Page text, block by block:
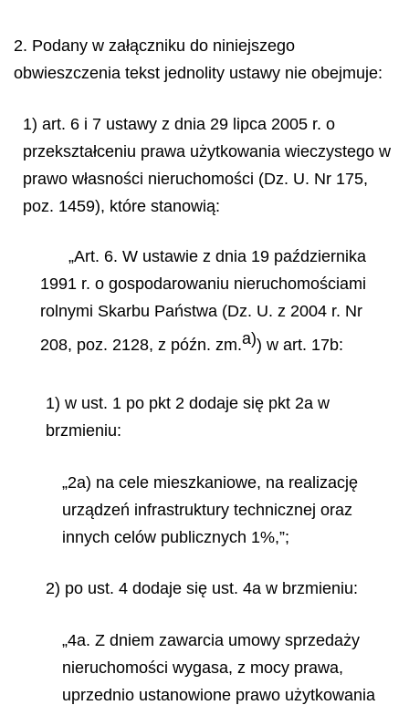
2. Podany w załączniku do niniejszego
obwieszczenia tekst jednolity ustawy nie obejmuje:
1) art. 6 i 7 ustawy z dnia 29 lipca 2005 r. o
przekształceniu prawa użytkowania wieczystego w
prawo własności nieruchomości (Dz. U. Nr 175,
poz. 1459), które stanowią:
„Art. 6. W ustawie z dnia 19 października
1991 r. o gospodarowaniu nieruchomościami
rolnymi Skarbu Państwa (Dz. U. z 2004 r. Nr
208, poz. 2128, z późn. zm.a)) w art. 17b:
1) w ust. 1 po pkt 2 dodaje się pkt 2a w
brzmieniu:
„2a) na cele mieszkaniowe, na realizację
urządzeń infrastruktury technicznej oraz
innych celów publicznych 1%,”;
2) po ust. 4 dodaje się ust. 4a w brzmieniu:
„4a. Z dniem zawarcia umowy sprzedaży
nieruchomości wygasa, z mocy prawa,
uprzednio ustanowione prawo użytkowania